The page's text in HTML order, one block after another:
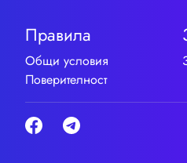
Правила
Общи условия
Поверителност